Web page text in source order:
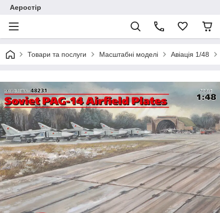
Аеростір
Товари та послуги Масштабні моделі Авіація 1/48